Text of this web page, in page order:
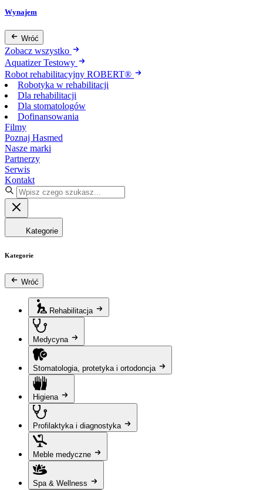
Wynajem
Wróć
Zobacz wszystko
Aquatizer Testowy
Robot rehabilitacyjny ROBERT®
Robotyka w rehabilitacji
Dla rehabilitacji
Dla stomatologów
Dofinansowania
Filmy
Poznaj Hasmed
Nasze marki
Partnerzy
Serwis
Kontakt
Kategorie
Kategorie
Wróć
Rehabilitacja
Medycyna
Stomatologia, protetyka i ortodoncja
Higiena
Profilaktyka i diagnostyka
Meble medyczne
Spa & Wellness